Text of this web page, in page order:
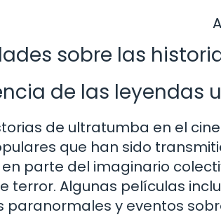
sobre las
de las leyendas
de ultratumba en el
que han sido
parte del imaginario
terror. Algunas películas
paranormales y eventos